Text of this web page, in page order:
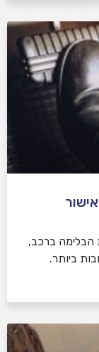
הבלימה ברכב,
ביותר.